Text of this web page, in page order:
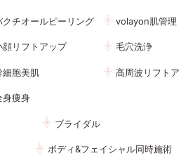
クチオールピーリング volayon肌管理
顔リフトアップ 毛穴洗浄
細胞美肌 高周波リフト
身痩身
ブライダル
ボディ&フェイシャル同時施術